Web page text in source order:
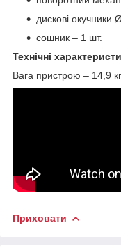
дискові окучники
сошник – 1 шт.
Технічні
Вага пристрою – 14,9 кг.
Приховати